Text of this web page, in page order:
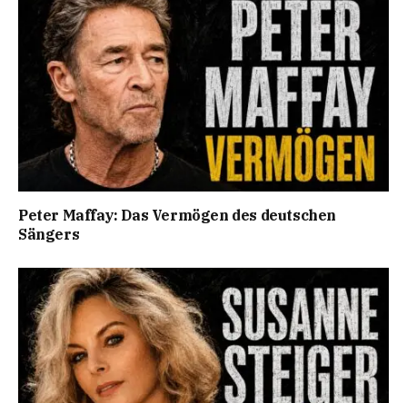
Peter Maffay: Das Vermögen des deutschen
Sängers